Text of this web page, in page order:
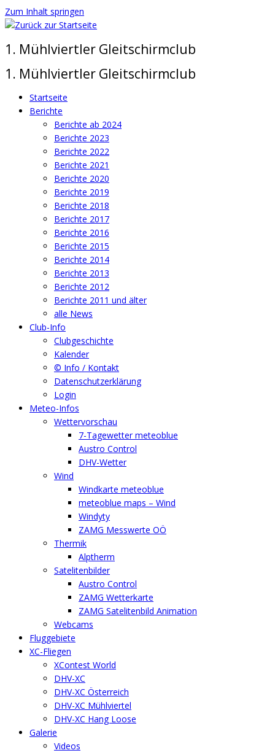
Zum Inhalt springen
1. Mühlviertler Gleitschirmclub
1. Mühlviertler Gleitschirmclub
Startseite
Berichte
Berichte ab 2024
Berichte 2023
Berichte 2022
Berichte 2021
Berichte 2020
Berichte 2019
Berichte 2018
Berichte 2017
Berichte 2016
Berichte 2015
Berichte 2014
Berichte 2013
Berichte 2012
Berichte 2011 und älter
alle News
Club-Info
Clubgeschichte
Kalender
© Info / Kontakt
Datenschutzerklärung
Login
Meteo-Infos
Wettervorschau
7-Tagewetter meteoblue
Austro Control
DHV-Wetter
Wind
Windkarte meteoblue
meteoblue maps – Wind
Windyty
ZAMG Messwerte OÖ
Thermik
Alptherm
Satelitenbilder
Austro Control
ZAMG Wetterkarte
ZAMG Satelitenbild Animation
Webcams
Fluggebiete
XC-Fliegen
XContest World
DHV-XC
DHV-XC Österreich
DHV-XC Mühlviertel
DHV-XC Hang Loose
Galerie
Videos